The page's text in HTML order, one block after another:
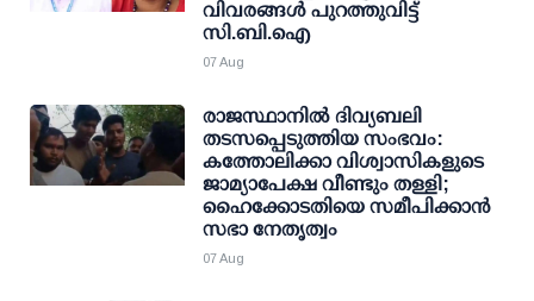
വിവരങ്ങള്‍ പുറത്തുവിട്ട്
സി.ബി.ഐ
07 Aug
രാജസ്ഥാനിൽ ദിവ്യബലി
തടസപ്പെടുത്തിയ സംഭവം:
കത്തോലിക്കാ വിശ്വാസികളുടെ
ജാമ്യാപേക്ഷ വീണ്ടും തള്ളി;
ഹൈക്കോടതിയെ സമീപിക്കാൻ
സഭാ നേതൃത്വം
07 Aug